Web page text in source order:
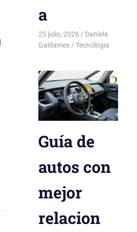
a
25 julio, 2026
Daniela
Galdames
Tecnologia
Guía de
autos con
mejor
relacion